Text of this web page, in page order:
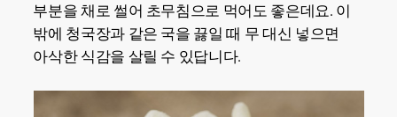
부분을 채로 썰어 초무침으로 먹어도 좋은데요. 이
밖에 청국장과 같은 국을 끓일 때 무 대신 넣으면
아삭한 식감을 살릴 수 있답니다.